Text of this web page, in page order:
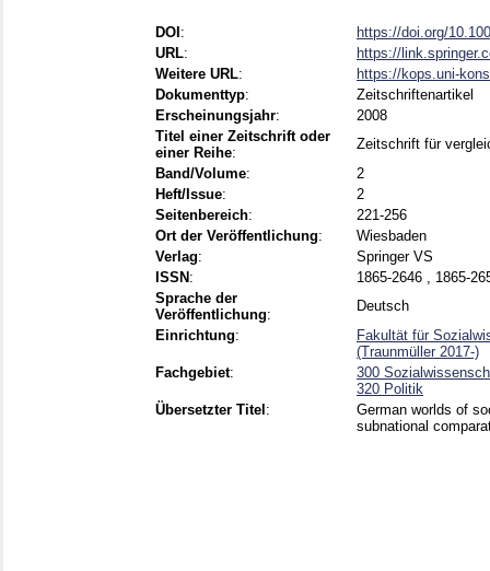
DOI :
https://doi.org/
URL:
https://
Weitere URL:
https://kops.uni-
Dokumenttyp:
Zeitschriftenartikel
Erscheinungsjahr:
2008
Titel einer Zeitschrift oder
einer Reihe:
Zeitschrift für
Band/Volume:
2
Heft/Issue:
2
Seitenbereich:
221-256
Ort der Veröffentlichung:
Wiesbaden
Verlag:
Springer VS
ISSN :
1865-2646 , 1865-
Sprache der
Veröffentlichung:
Deutsch
Einrichtung:
Fakultät für
(Traunmüller 2017-)
Fachgebiet:
300
320 Politik
Übersetzter Titel :
German worlds of
subnational